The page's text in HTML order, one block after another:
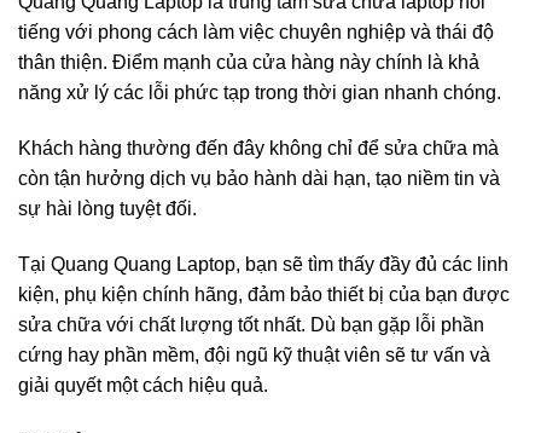
tiếng với phong cách làm việc chuyên nghiệp và thái độ
thân thiện. Điểm mạnh của cửa hàng này chính là khả
năng xử lý các lỗi phức tạp trong thời gian nhanh chóng.
Khách hàng thường đến đây không chỉ để sửa chữa mà
còn tận hưởng dịch vụ bảo hành dài hạn, tạo niềm tin và
sự hài lòng tuyệt đối.
Tại Quang Quang Laptop, bạn sẽ tìm thấy đầy đủ các linh
kiện, phụ kiện chính hãng, đảm bảo thiết bị của bạn được
sửa chữa với chất lượng tốt nhất. Dù bạn gặp lỗi phần
cứng hay phần mềm, đội ngũ kỹ thuật viên sẽ tư vấn và
giải quyết một cách hiệu quả.